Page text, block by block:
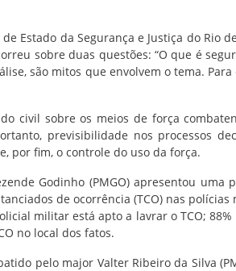
Estado da Segurança e Justiça do Rio
sobre duas questões: “O que é
são mitos que envolvem o tema.
civil sobre os meios de força
previsibilidade nos processos
por fim, o controle do uso da força.
Godinho (PMGO) apresentou uma
de ocorrência (TCO) nas
militar está apto a lavrar o TCO;
no local dos fatos.
pelo major Valter Ribeiro da Silva